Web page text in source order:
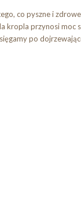
co pyszne i
kropla przynosi moc
po